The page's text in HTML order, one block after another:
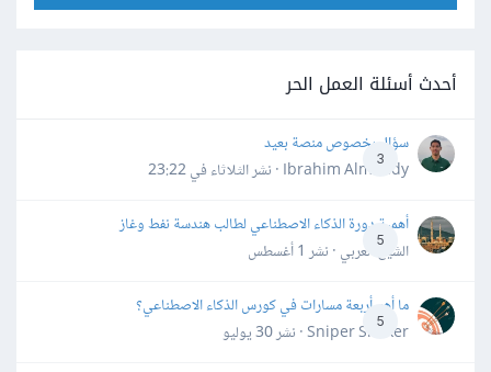
أحدث أسئلة العمل الحر
3
سؤال بخصوص منصة بعيد
Ibrahim Almahdy · نشر
الثلاثاء في 23:22
5
أهمية دورة الذكاء الاصطناعي لطالب هندسة نفط وغاز
الشيخ العربي · نشر 1 أغسطس
5
ما أهم أربعة مسارات في كورس الذكاء الاصطناعي؟
Sniper Shaker · نشر
30 يوليو